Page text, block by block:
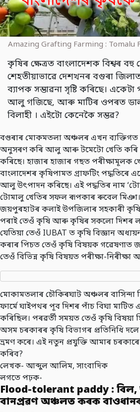
Amazing Grafting Farming : Tomalu
কৃষিৰ ক্ষেত্ৰত বাংলাদেশক বিশ্বৰ
শেহতীয়াভাৱে দেশখনৰ বগুৰা
ব্যাপক সম্ভাৱনা সৃষ্টি কৰিছে।
আলু গজিছে, আৰু মাটিৰ ওপৰত
বিলাহী । এইটো কেনেকৈ সম্ভৱ?
বগুৰাৰ মোকমতলা অঞ্চলৰ এখন ব্যক্তিগত
অনুসৰণ কৰি আলু আৰু টমেটো খেতি কৰি
কৰিছে। হাজাৰ হাজাৰ গছত পৰীক্ষামূলক
বাংলাদেশৰ কৃষিপামত গ্ৰাফটিং
আলু উৎপাদন কৰিছে। এই পদ্ধতিৰ নাম
টোমালু খেতিৰ সফল ৰূপকাৰ ৰুবেল
জয়পুৰহাটৰ কলাই উপজিলাৰ সহকাৰী
পৰাই তেওঁ কৃষি আৰু কৃষিৰ সকলো দিশৰ
যেতিয়া তেওঁ IUBAT ত কৃষি বিজ্ঞান
কৰাৰ পিচত তেওঁ কৃষি বিষয়ক গৱেষণাত
তেওঁ বিভিন্ন কৃষি বিষয়ত পৰীক্ষা-নিৰীক্ষা
মোকামতলাৰ চৌকিৰঘাট অঞ্চলৰ বাসিন্দা
ফাৰ্মে ঘাইপথৰ পূব দিশৰ পাঁচ বিঘা মাটিত
কৰিছিল। পৰৱৰ্তী সময়ত তেওঁ কৃষি বিষয়া
অসম চৰকাৰৰ কৃষি বিভাগৰ প্ৰতিনিধি দলে
ভ্ৰমণ কৰে। এই নতুন প্ৰযুক্তি আমাৰ
কৰিব?
লেখক- আব্দুল আলিম, সাংবাদিক
লগতে পঢ়ক-
Flood-tolerant paddy :
বানপ্ৰৱণ অঞ্চলত কৰক